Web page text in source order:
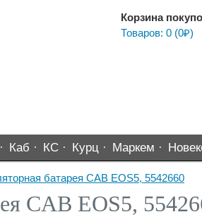
Корзина
Товаров: 0 (0₽)
Каб · КС · Курц · Маркем ·
батарея CAB EOS5, 5542660
CAB EOS5,